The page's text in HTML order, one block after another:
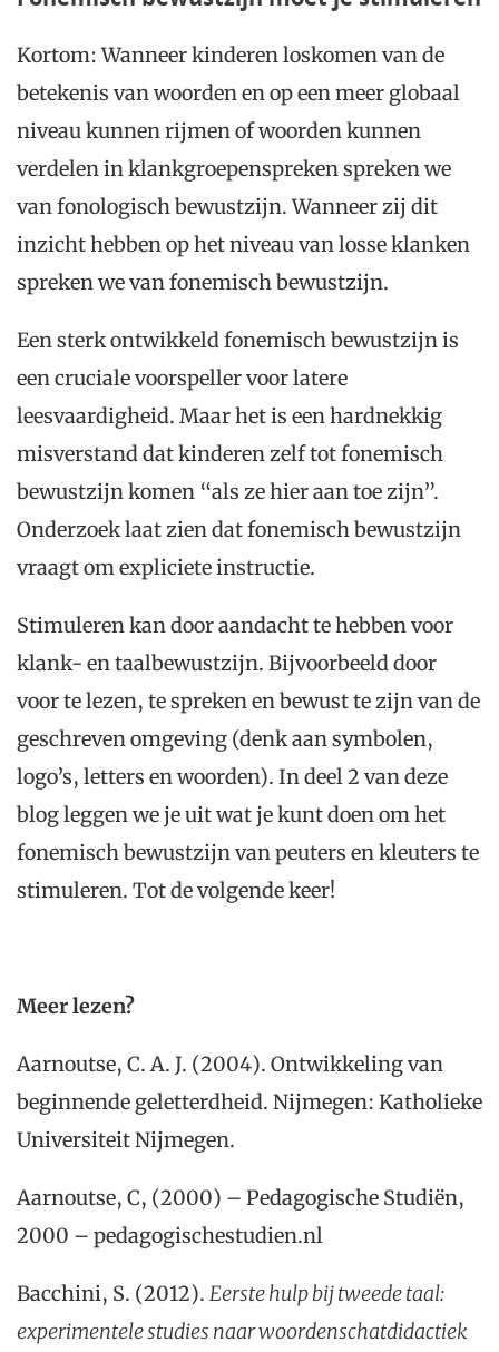
Kortom: Wanneer kinderen loskomen van de
betekenis van woorden en op een meer globaal
niveau kunnen rijmen of woorden kunnen
verdelen in klankgroepenspreken spreken we
van fonologisch bewustzijn. Wanneer zij dit
inzicht hebben op het niveau van losse klanken
spreken we van fonemisch bewustzijn.
Een sterk ontwikkeld fonemisch bewustzijn is
een cruciale voorspeller voor latere
leesvaardigheid. Maar het is een hardnekkig
misverstand dat kinderen zelf tot fonemisch
bewustzijn komen “als ze hier aan toe zijn”.
Onderzoek laat zien dat fonemisch bewustzijn
vraagt om expliciete instructie.
Stimuleren kan door aandacht te hebben voor
klank- en taalbewustzijn. Bijvoorbeeld door
voor te lezen, te spreken en bewust te zijn van de
geschreven omgeving (denk aan symbolen,
logo’s, letters en woorden). In deel 2 van deze
blog leggen we je uit wat je kunt doen om het
fonemisch bewustzijn van peuters en kleuters te
stimuleren. Tot de volgende keer!
Meer lezen?
Aarnoutse, C. A. J. (2004). Ontwikkeling van
beginnende geletterdheid. Nijmegen: Katholieke
Universiteit Nijmegen.
Aarnoutse, C, (2000) – Pedagogische Studiën,
2000 – pedagogischestudien.nl
Bacchini, S. (2012). Eerste hulp bij tweede taal:
experimentele studies naar woordenschatdidactiek